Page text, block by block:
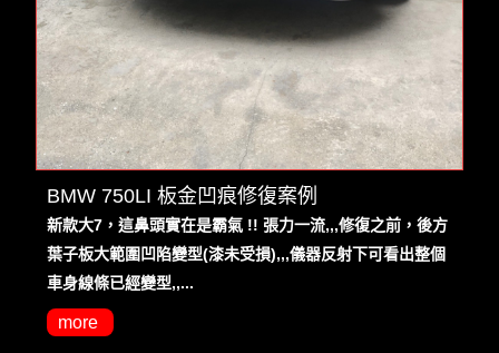
BMW 750LI 板金凹痕修復案例
新款大7，這鼻頭實在是霸氣 !! 張力一流,,,修復之前，後方
葉子板大範圍凹陷變型(漆未受損),,,儀器反射下可看出整個
車身線條已經變型,,...
more